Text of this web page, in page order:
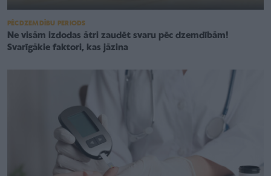
PĒCDZEMDĪBU PERIODS
Ne visām izdodas ātri zaudēt svaru pēc dzemdībām!
Svarīgākie faktori, kas jāzina